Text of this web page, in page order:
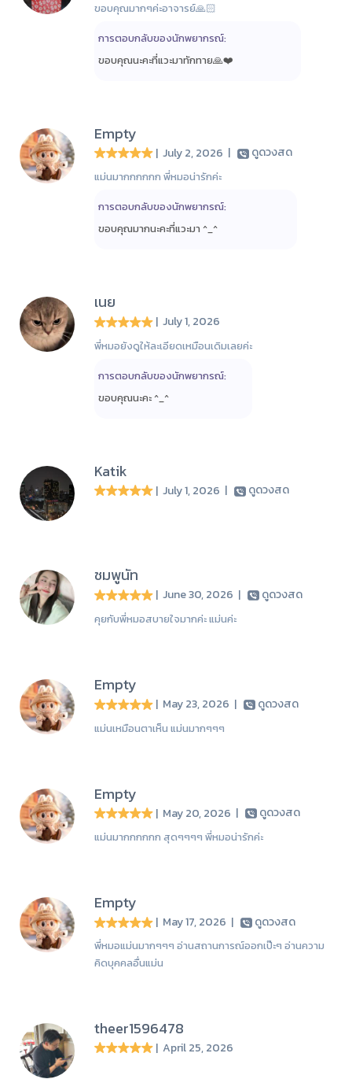
ขอบคุณมากๆค่ะอาจารย์🙏🏻
การตอบกลับของนักพยากรณ์:
ขอบคุณนะคะที่แวะมาทักทาย🙏❤️
Empty
| July 2, 2026 | ดูดวงสด
แม่นมากกกกกก พี่หมอน่ารักค่ะ
การตอบกลับของนักพยากรณ์:
ขอบคุณมากนะคะที่แวะมา ^_^
เนย
| July 1, 2026
พี่หมอยังดูให้ละเอียดเหมือนเดิมเลยค่ะ
การตอบกลับของนักพยากรณ์:
ขอบคุณนะคะ ^_^
Katik
| July 1, 2026 | ดูดวงสด
ชมพูนัท
| June 30, 2026 | ดูดวงสด
คุยกับพี่หมอสบายใจมากค่ะ แม่นค่ะ
Empty
| May 23, 2026 | ดูดวงสด
แม่นเหมือนตาเห็น แม่นมากๆๆๆ
Empty
| May 20, 2026 | ดูดวงสด
แม่นมากกกกกก สุดๆๆๆๆ พี่หมอน่ารักค่ะ
Empty
| May 17, 2026 | ดูดวงสด
พี่หมอแม่นมากๆๆๆ อ่านสถานการณ์ออกเป๊ะๆ อ่านความ
คิดบุคคลอื่นแม่น
theer1596478
| April 25, 2026